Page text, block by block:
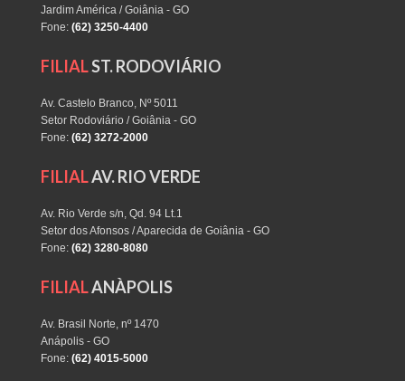
Jardim América / Goiânia - GO
Fone: (62) 3250-4400
FILIALST. RODOVIÁRIO
Av. Castelo Branco, Nº 5011
Setor Rodoviário / Goiânia - GO
Fone: (62) 3272-2000
FILIALAV. RIO VERDE
Av. Rio Verde s/n, Qd. 94 Lt.1
Setor dos Afonsos / Aparecida de Goiânia - GO
Fone: (62) 3280-8080
FILIALANÀPOLIS
Av. Brasil Norte, nº 1470
Anápolis - GO
Fone: (62) 4015-5000